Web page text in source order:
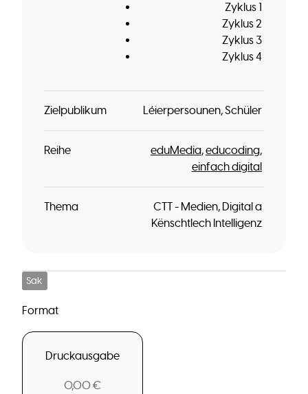
Zyklus 1
Zyklus 2
Zyklus 3
Zyklus 4
Zielpublikum Léierpersounen Schüler
Reihe eduMedia educoding
einfach digital
Thema
CTT - Medien, Digital a
Kënschtlech Intelligenz
Sak
Format
Druckausgabe
0,00 €